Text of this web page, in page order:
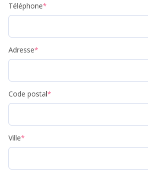
Téléphone*
Adresse*
Code postal*
Ville*